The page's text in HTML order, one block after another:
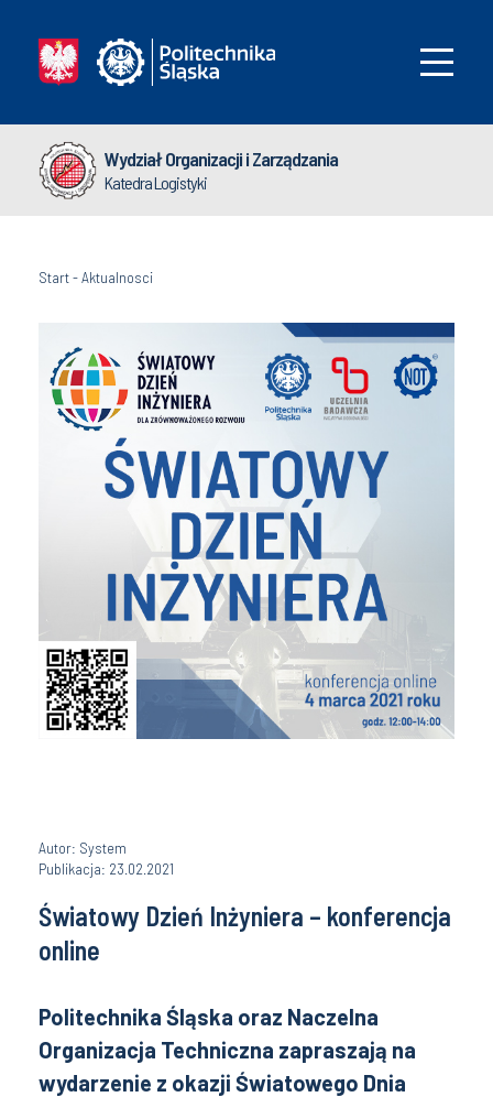
Wydział Organizacji i Zarządzania
Katedra Logistyki
Start-Aktualnosci
Autor: System
Publikacja: 23.02.2021
Światowy Dzień Inżyniera – konferencja
online
Politechnika Śląska oraz Naczelna
Organizacja Techniczna zapraszają na
wydarzenie z okazji Światowego Dnia